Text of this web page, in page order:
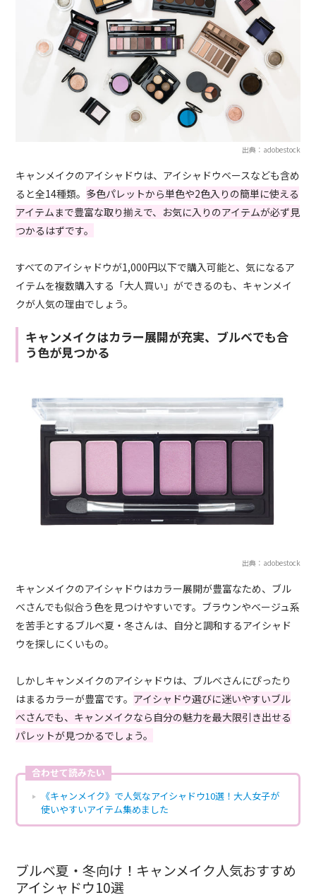
出典：adobestock
キャンメイクのアイシャドウは、アイシャドウベースなども含め
ると全14種類。 多色パレットから単色や2色入りの簡単に使える
アイテムまで豊富な取り揃えで、お気に入りのアイテムが必ず見
つかるはずです。
すべてのアイシャドウが1,000円以下で購入可能と、気になるア
イテムを複数購入する「大人買い」ができるのも、キャンメイ
クが人気の理由でしょう。
キャンメイクはカラー展開が充実、ブルベでも合
う色が見つかる
出典：adobestock
キャンメイクのアイシャドウはカラー展開が豊富なため、ブル
ベさんでも似合う色を見つけやすいです。ブラウンやベージュ系
を苦手とするブルベ夏・冬さんは、自分と調和するアイシャド
ウを探しにくいもの。
しかしキャンメイクのアイシャドウは、ブルベさんにぴったり
はまるカラーが豊富です。 アイシャドウ選びに迷いやすいブル
ベさんでも、キャンメイクなら自分の魅力を最大限引き出せる
パレットが見つかるでしょう。
合わせて読みたい
《キャンメイク》で人気なアイシャドウ10選！大人女子が
使いやすいアイテム集めました
ブルベ夏・冬向け！キャンメイク人気おすすめ
アイシャドウ10選